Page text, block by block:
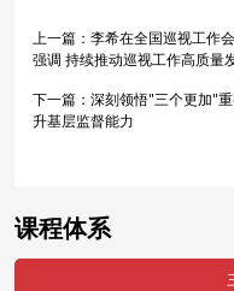
上一篇： 李希在全国巡视工作
强调 持续推动巡视工作高质量
下一篇： 深刻领悟"三个更加"
升基层监督能力
课程体系